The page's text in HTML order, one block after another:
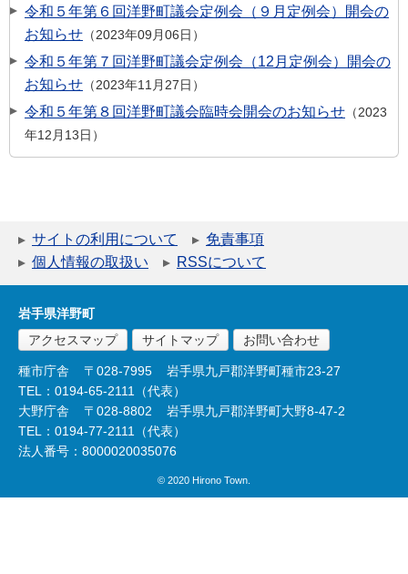
令和５年第６回洋野町議会定例会（９月定例会）開会の
お知らせ
2023年09月06日
令和５年第７回洋野町議会定例会（12月定例会）開会の
お知らせ
2023年11月27日
令和５年第８回洋野町議会臨時会開会のお知らせ
2023
年12月13日
サイトの利用について
免責事項
個人情報の取扱い
RSSについて
岩手県洋野町
アクセスマップ
サイトマップ お問い合わせ
種市庁舎 〒028-7995
岩手県九戸郡洋野町種市23-27
TEL：0194-65-2111（代表）
大野庁舎
〒028-8802
岩手県九戸郡洋野町大野8-47-2
TEL：0194-77-2111（代表）
法人番号：8000020035076
© 2020 Hirono Town.